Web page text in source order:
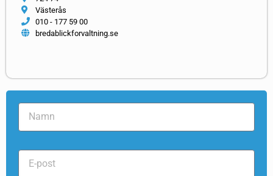
Västerås
010 - 177 59 00
bredablickforvaltning.se